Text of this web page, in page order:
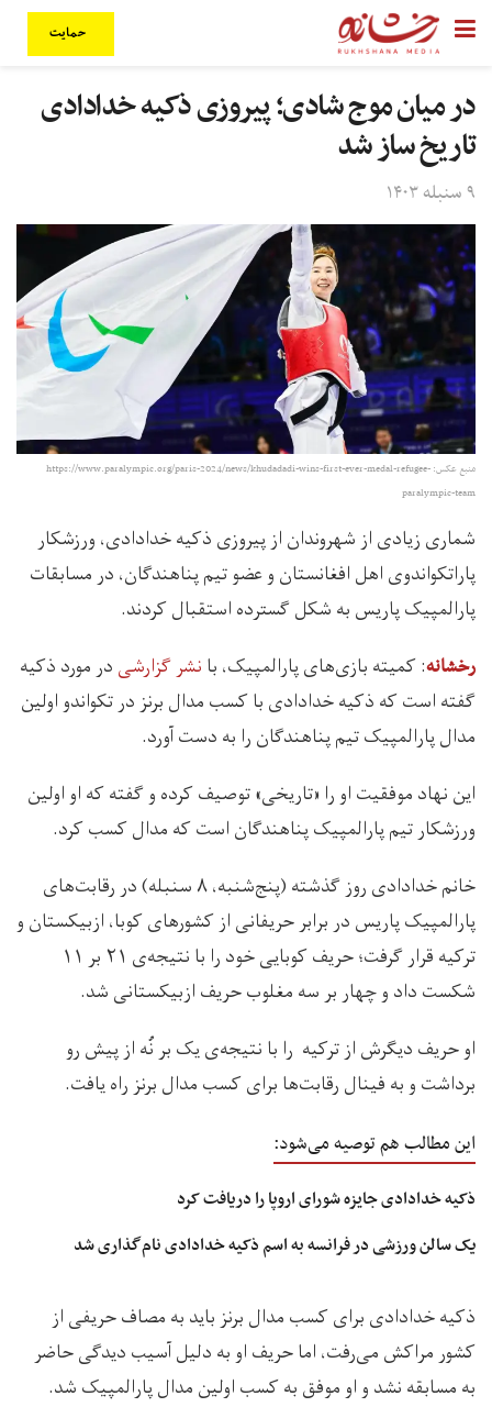
حمایت
در میان موج شادی؛ پیروزی ذکیه خدادادی
تاریخ ساز شد
۹ سنبله ۱۴۰۳
منبع عکس: https://www.paralympic.org/paris-2024/news/khudadadi-wins-first-ever-medal-refugee-
paralympic-team
شماری زیادی از شهروندان از پیروزی ذکیه خدادادی، ورزشکار
پاراتکواندوی اهل افغانستان و عضو تیم پناهندگان، در مسابقات
پارالمپیک پاریس به شکل گسترده استقبال کردند.
رخشانه: کمیته بازی‌های پارالمپیک، بانشر گزارشیدر مورد ذکیه
گفته است که ذکیه خدادادی با کسب مدال برنز در تکواندو اولین
مدال پارالمپیک تیم پناهندگان را به دست آورد.
این نهاد موفقیت او را «تاریخی» توصیف کرده و گفته که او اولین
ورزشکار تیم پارالمپیک پناهندگان است که مدال کسب کرد.
خانم خدادادی روز گذشته (پنج‌شنبه، ۸ سنبله) در رقابت‌های
پارالمپیک پاریس در برابر حریفانی از کشورهای کوبا، ازبیکستان و
ترکیه قرار گرفت؛ حریف کوبایی خود را با نتیجه‌ی ۲۱ بر ۱۱
شکست داد و چهار بر سه مغلوب حریف ازبیکستانی شد.
او حریف دیگرش از ترکیه را با نتیجه‌ی یک بر نُه از پیش رو
برداشت و به فینال رقابت‌ها برای کسب مدال برنز راه یافت.
این مطالب هم توصیه می‌شود:
ذکیه خدادادی جایزه‌ شورای اروپا را دریافت کرد
یک سالن ورزشی در فرانسه به اسم ذکیه خدادادی نام‌گذاری شد
ذکیه خدادادی برای کسب مدال برنز باید به مصاف حریفی از
کشور مراکش می‌رفت، اما حریف‌ او به دلیل آسیب‌ دیدگی حاضر
به مسابقه نشد و او موفق به کسب اولین مدال پارالمپیک شد.